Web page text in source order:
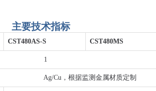
主要技术指标
CST480AS-S CST480MS
1
Ag/Cu，根据监测金属材质定制